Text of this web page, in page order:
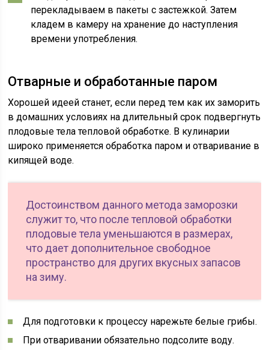
перекладываем в пакеты с застежкой. Затем
кладем в камеру на хранение до наступления
времени употребления.
Отварные и обработанные паром
Хорошей идеей станет, если перед тем как их заморить
в домашних условиях на длительный срок подвергнуть
плодовые тела тепловой обработке. В кулинарии
широко применяется обработка паром и отваривание в
кипящей воде.
Достоинством данного метода заморозки
служит то, что после тепловой обработки
плодовые тела уменьшаются в размерах,
что дает дополнительное свободное
пространство для других вкусных запасов
на зиму.
Для подготовки к процессу нарежьте белые грибы.
При отваривании обязательно подсолите воду.